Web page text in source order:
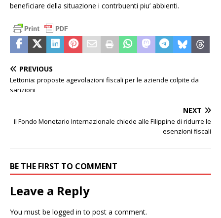
beneficiare della situazione i contrbuenti piu’ abbienti.
PREVIOUS
Lettonia: proposte agevolazioni fiscali per le aziende colpite da
sanzioni
NEXT
Il Fondo Monetario Internazionale chiede alle Filippine di ridurre le
esenzioni fiscali
BE THE FIRST TO COMMENT
Leave a Reply
You must be logged in to post a comment.